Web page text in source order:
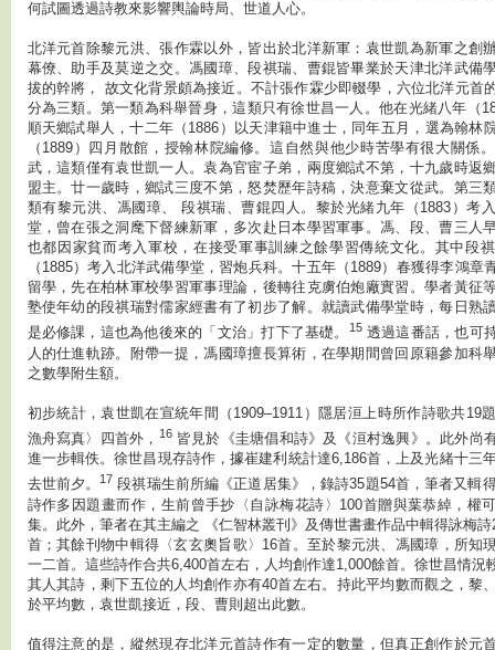
何試圖透過詩教來影響輿論時局、世道人心。
北洋元首除黎元洪、張作霖以外，皆出於北洋新軍：袁世凱為新軍之創
幕僚、助手及莫逆之交。馮國璋、段祺瑞、曹錕皆畢業於天津北洋武備
拔的幹將， 故文化背景頗為接近。不計張作霖少即輟學，六位北洋元首
分為三類。第一類為科舉晉身，這類只有徐世昌一人。他在光緒八年（
順天鄉試舉人，十二年（1886）以天津籍中進士，同年五月，選為翰林
（1889）四月散館，授翰林院編修。這自然與他少時苦學有很大關係
武，這類僅有袁世凱一人。袁為官宦子弟，兩度鄉試不第，十九歲時返
盟主。廿一歲時，鄉試三度不第，怒焚歷年詩稿，決意棄文從武。第三
類有黎元洪、馮國璋、 段祺瑞、曹錕四人。黎於光緒九年（1883）考
堂，曾在張之洞麾下督練新軍，多次赴日本學習軍事。馮、段、曹三人
也都因家貧而考入軍校，在接受軍事訓練之餘學習傳統文化。其中段
（1885）考入北洋武備學堂，習炮兵科。十五年（1889）春獲得李鴻章
留學，先在柏林軍校學習軍事理論，後轉往克虜伯炮廠實習。學者黃征
塾使年幼的段祺瑞對儒家經書有了初步了解。就讀武備學堂時，每日熟
是必修課，這也為他後來的「文治」打下了基礎。
15透過這番話，也可
人的仕進軌跡。附帶一提，馮國璋擅長算術，在學期間曾回原籍參加科
之數學附生額。
初步統計，袁世凱在宣統年間（1909–1911）隱居洹上時所作詩歌共19
漁舟寫真〉四首外， 16皆見於《圭塘倡和詩》及《洹村逸興》。此外尚
進一步輯佚。徐世昌現存詩作，據崔建利統計達6,186首，上及光緒十三
去世前夕。17 段祺瑞生前所編《正道居集》，錄詩35題54首，筆者又輯
詩作多因題畫而作，生前曾手抄〈自詠梅花詩〉100首贈與葉恭綽，權
集。此外，筆者在其主編之 《仁智林叢刊》及傳世書畫作品中輯得詠梅
首；其餘刊物中輯得〈玄玄奧旨歌〉16首。至於黎元洪、馮國璋，所知
一二首。這些詩作合共6,400首左右，人均創作達1,000餘首。徐世昌情況
其人其詩，剩下五位的人均創作亦有40首左右。持此平均數而觀之，黎
於平均數，袁世凱接近，段、曹則超出此數。
值得注意的是，縱然現存北洋元首詩作有一定的數量，但真正創作於元